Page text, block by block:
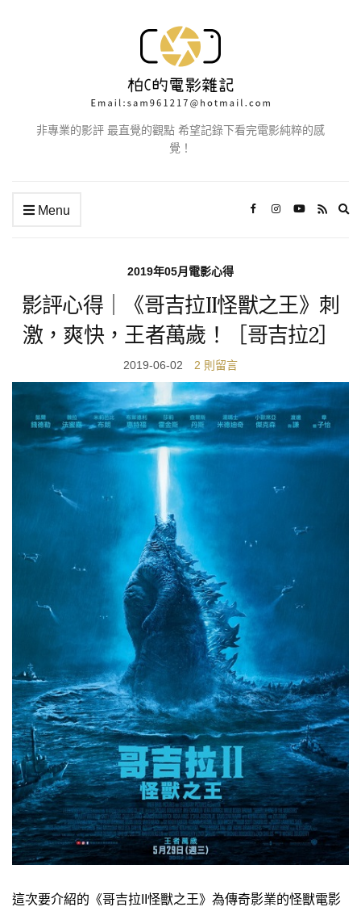
非專業的影評 最直覺的觀點 希望記錄下看完電影純粹的感
覺！
Menu
2019年05月電影心得
影評心得｜《哥吉拉II怪獸之王》刺
激，爽快，王者萬歲！［哥吉拉2］
2019-06-02 2 則留言
這次要介紹的《哥吉拉II怪獸之王》為傳奇影業的怪獸電影